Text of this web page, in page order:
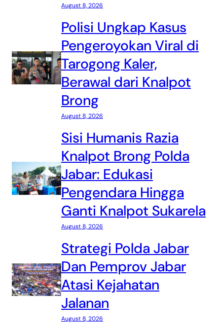
August 8, 2026
Polisi Ungkap Kasus
Pengeroyokan Viral di
Tarogong Kaler,
Berawal dari Knalpot
Brong
August 8, 2026
Sisi Humanis Razia
Knalpot Brong Polda
Jabar: Edukasi
Pengendara Hingga
Ganti Knalpot Sukarela
August 8, 2026
Strategi Polda Jabar
Dan Pemprov Jabar
Atasi Kejahatan
Jalanan
August 8, 2026